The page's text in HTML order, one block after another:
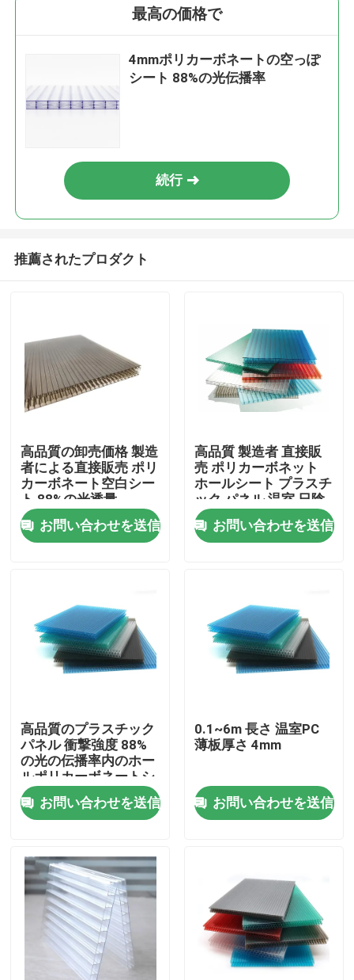
家
ビデオ
私達について
工場旅行
品質管理
私達に連絡しなさい
ニュース
場合
固体ポリカーボネート シート
最高の価格で
4mmポリカーボネートの空っぽ
シート 88%の光伝播率
続行
推薦されたプロダクト
高品質の卸売価格 製造
者による直接販売 ポリ
カーボネート空白シー
ト 88%の光透量
お問い合わせを送信
高品質 製造者 直接販
売 ポリカーボネット
ホールシート プラスチ
ック パネル 温室 日陰
パネル
お問い合わせを送信
高品質のプラスチック
パネル 衝撃強度 88%
の光の伝播率内のホー
ルポリカーボネートシ
ート
お問い合わせを送信
0.1~6m 長さ 温室PC
薄板厚さ 4mm
お問い合わせを送信